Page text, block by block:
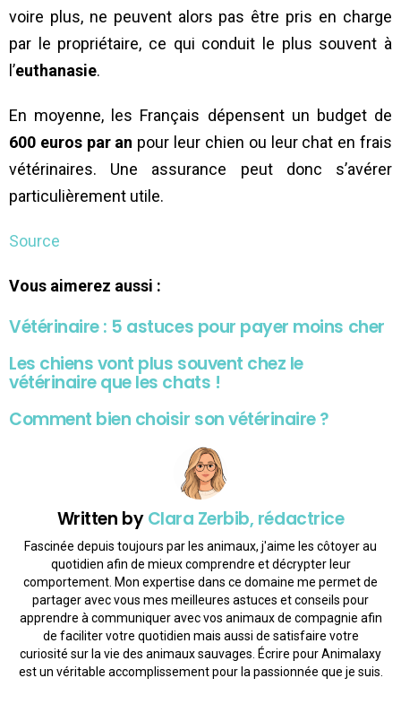
voire plus, ne peuvent alors pas être pris en charge
par le propriétaire, ce qui conduit le plus souvent à
l’euthanasie.
En moyenne, les Français dépensent un budget de
600 euros par an pour leur chien ou leur chat en frais
vétérinaires. Une assurance peut donc s’avérer
particulièrement utile.
Source
Vous aimerez aussi :
Vétérinaire : 5 astuces pour payer moins cher
Les chiens vont plus souvent chez le
vétérinaire que les chats !
Comment bien choisir son vétérinaire ?
Written byClara Zerbib, rédactrice
Fascinée depuis toujours par les animaux, j'aime les côtoyer au
quotidien afin de mieux comprendre et décrypter leur
comportement. Mon expertise dans ce domaine me permet de
partager avec vous mes meilleures astuces et conseils pour
apprendre à communiquer avec vos animaux de compagnie afin
de faciliter votre quotidien mais aussi de satisfaire votre
curiosité sur la vie des animaux sauvages. Écrire pour Animalaxy
est un véritable accomplissement pour la passionnée que je suis.